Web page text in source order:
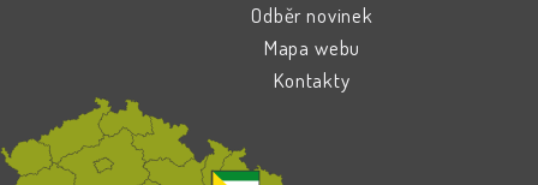
Odběr novinek
Mapa webu
Kontakty